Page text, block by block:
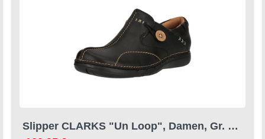
Slipper CLARKS "Un Loop", Damen, Gr. 37, schwarz, Leder, Schuhe Slipper, im praktischen Slip On-Design